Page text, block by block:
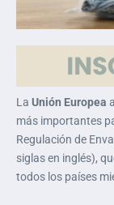
La Unión Europea
más importantes
Regulación de
siglas en inglés),
todos los países